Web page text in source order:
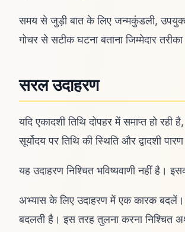
समय से जुड़ी बात के लिए जन्मकुंडली,
गोचर से सटीक घटना बताना जिम्मेदार
सरल उदाहरण
यदि एकादशी तिथि दोपहर में समाप्त हो
सूर्योदय पर तिथि की स्थिति और द्वादशी
यह उदाहरण निश्चित भविष्यवाणी नहीं है।
अभ्यास के लिए उदाहरण में एक कारक
बदलती है। इस तरह तुलना करना निश्चित